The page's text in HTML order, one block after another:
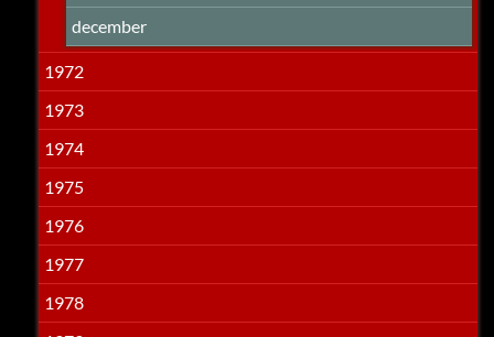
december
1972
1973
1974
1975
1976
1977
1978